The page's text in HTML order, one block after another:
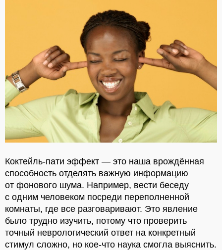
Коктейль-пати эффект — это наша врождённая
способность отделять важную информацию
от фонового шума. Например, вести беседу
с одним человеком посреди переполненной
комнаты, где все разговаривают. Это явление
было трудно изучить, потому что проверить
точный неврологический ответ на конкретный
стимул сложно, но кое-что наука смогла выяснить.